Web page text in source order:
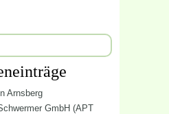
Arnsberg
GmbH (APT